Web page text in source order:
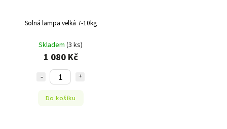
Solná lampa velká 7-10kg
Skladem (3 ks)
1 080 Kč
Do košíku